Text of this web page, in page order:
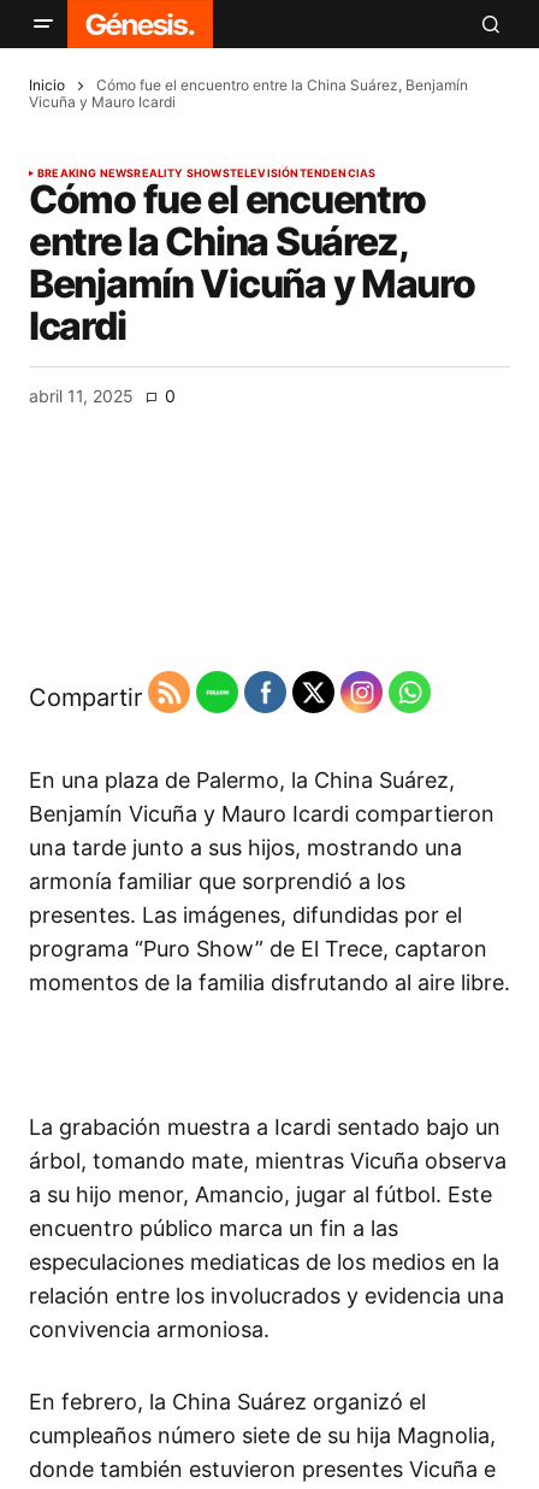
Inicio
Cómo fue el encuentro entre la China Suárez, Benjamín
Vicuña y Mauro Icardi
BREAKING NEWSREALITY SHOWSTELEVISIÓNTENDENCIAS
Cómo fue el encuentro
entre la China Suárez,
Benjamín Vicuña y Mauro
Icardi
abril 11, 2025 0
Compartir
En una plaza de Palermo, la China Suárez,
Benjamín Vicuña y Mauro Icardi compartieron
una tarde junto a sus hijos, mostrando una
armonía familiar que sorprendió a los
presentes. Las imágenes, difundidas por el
programa “Puro Show” de El Trece, captaron
momentos de la familia disfrutando al aire libre.
La grabación muestra a Icardi sentado bajo un
árbol, tomando mate, mientras Vicuña observa
a su hijo menor, Amancio, jugar al fútbol. Este
encuentro público marca un fin a las
especulaciones mediaticas de los medios en la
relación entre los involucrados y evidencia una
convivencia armoniosa.
En febrero, la China Suárez organizó el
cumpleaños número siete de su hija Magnolia,
donde también estuvieron presentes Vicuña e